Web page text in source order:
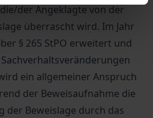
der Angeklagte von der
überrascht wird. Im Jahr
§ 265 StPO erweitert und
ein allgemeiner Anspruch
der Beweisaufnahme die
der Beweislage durch das